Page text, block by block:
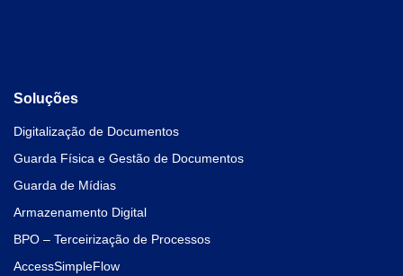
Soluções
Digitalização de Documentos
Guarda Física e Gestão de Documentos
Guarda de Mídias
Armazenamento Digital
BPO – Terceirização de Processos
AccessSimpleFlow